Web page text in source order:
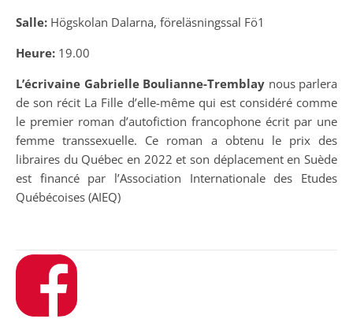
Salle: Högskolan Dalarna, föreläsningssal Fö1
Heure: 19.00
L’écrivaine Gabrielle Boulianne-Tremblay nous parlera
de son récit La Fille d’elle-même qui est considéré comme
le premier roman d’autofiction francophone écrit par une
femme transsexuelle. Ce roman a obtenu le prix des
libraires du Québec en 2022 et son déplacement en Suède
est financé par l’Association Internationale des Etudes
Québécoises (AIEQ)